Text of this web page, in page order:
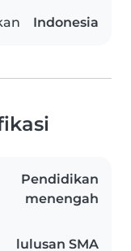
Indonesia
Pendidikan
menengah
lulusan SMA